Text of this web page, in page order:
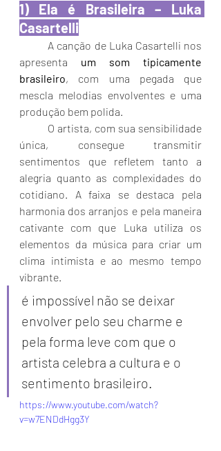
1) Ela é Brasileira – Luka
Casartelli
A canção de Luka Casartelli nos
apresenta um som tipicamente
brasileiro, com uma pegada que
mescla melodias envolventes e uma
produção bem polida.
única, consegue transmitir
sentimentos que refletem tanto a
alegria quanto as complexidades do
cotidiano. A faixa se destaca pela
harmonia dos arranjos e pela maneira
cativante com que Luka utiliza os
elementos da música para criar um
clima intimista e ao mesmo tempo
vibrante.
é impossível não se deixar
envolver pelo seu charme e
pela forma leve com que o
artista celebra a cultura e o
sentimento brasileiro.
https://www.youtube.com/watch?
v=w7ENDdHgg3Y